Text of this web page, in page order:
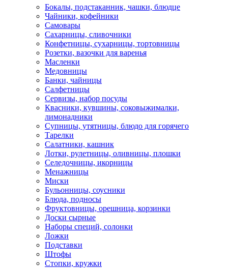
Бокалы, подстаканник, чашки, блюдце
Чайники, кофейники
Самовары
Сахарницы, сливочники
Конфетницы, сухарницы, тортовницы
Розетки, вазочки для варенья
Масленки
Медовницы
Банки, чайницы
Салфетницы
Сервизы, набор посуды
Квасники, кувшины, соковыжималки,
лимонадники
Супницы, утятницы, блюдо для горячего
Тарелки
Салатники, кашник
Лотки, рулетницы, оливницы, плошки
Селедочницы, икорницы
Менажницы
Миски
Бульонницы, соусники
Блюда, подносы
Фруктовницы, орешница, корзинки
Доски сырные
Наборы специй, солонки
Ложки
Подставки
Штофы
Стопки, кружки